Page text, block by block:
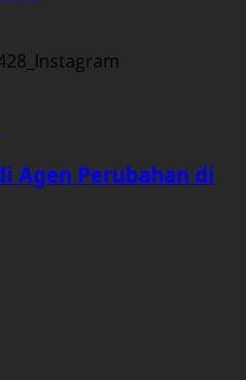
Agen Perubahan di